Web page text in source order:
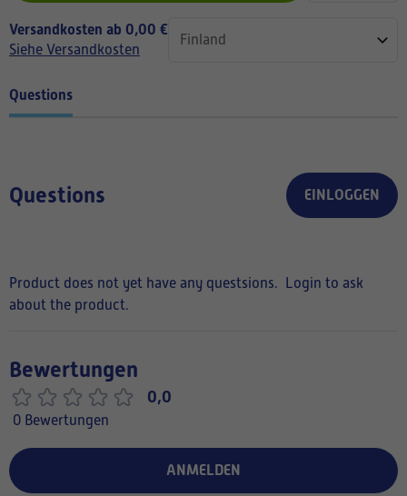
Versandkosten ab 0,00 €
Siehe Versandkosten
Questions
Questions EINLOGGEN
Product does not yet have any questsions.
Login to ask
about the product.
Bewertungen
0,0
0 Bewertungen
ANMELDEN